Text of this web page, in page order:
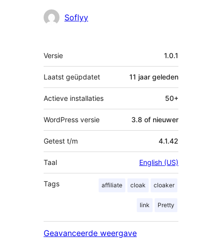
Bijdragers
Soflyy
Meta
Versie 1.0.1
Laatst geüpdatet 11 jaar geleden
Actieve installaties 50+
WordPress versie 3.8 of nieuwer
Getest t/m 4.1.42
Taal English (US)
Tags affiliate cloak cloaker
link Pretty
Geavanceerde weergave